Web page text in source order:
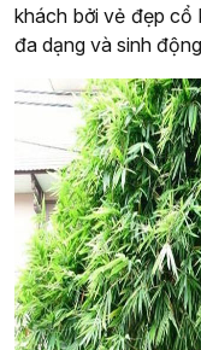
khách bởi vẻ đẹp cổ
đa dạng và sinh